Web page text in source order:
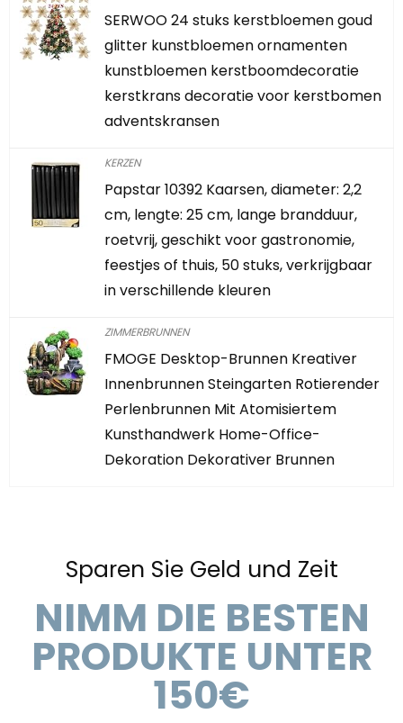
SERWOO 24 stuks kerstbloemen goud
glitter kunstbloemen ornamenten
kunstbloemen kerstboomdecoratie
kerstkrans decoratie voor kerstbomen
adventskransen
KERZEN
Papstar 10392 Kaarsen, diameter: 2,2
cm, lengte: 25 cm, lange brandduur,
roetvrij, geschikt voor gastronomie,
feestjes of thuis, 50 stuks, verkrijgbaar
in verschillende kleuren
ZIMMERBRUNNEN
FMOGE Desktop-Brunnen Kreativer
Innenbrunnen Steingarten Rotierender
Perlenbrunnen Mit Atomisiertem
Kunsthandwerk Home-Office-
Dekoration Dekorativer Brunnen
Sparen Sie Geld und Zeit
NIMM DIE BESTEN
PRODUKTE UNTER
150€